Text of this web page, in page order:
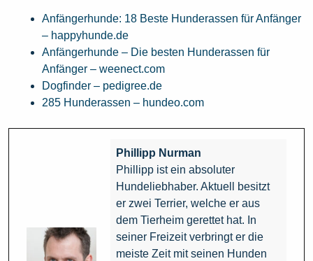
Anfängerhunde: 18 Beste Hunderassen für Anfänger
– happyhunde.de
Anfängerhunde – Die besten Hunderassen für
Anfänger – weenect.com
Dogfinder – pedigree.de
285 Hunderassen – hundeo.com
Phillipp Nurman
Phillipp ist ein absoluter
Hundeliebhaber. Aktuell besitzt
er zwei Terrier, welche er aus
dem Tierheim gerettet hat. In
seiner Freizeit verbringt er die
meiste Zeit mit seinen Hunden